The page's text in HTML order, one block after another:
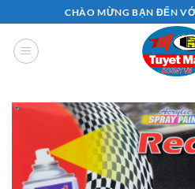
qua
nội
dung
CHÀO MỪNG BẠN ĐẾN